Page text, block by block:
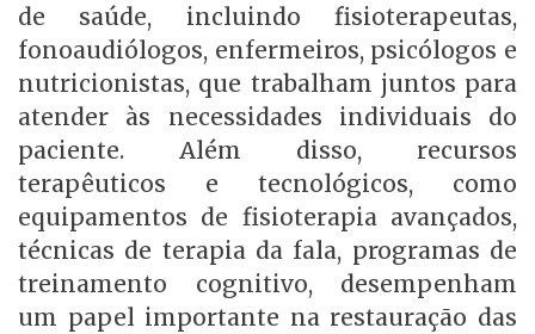
de saúde, incluindo fisioterapeutas,
fonoaudiólogos, enfermeiros, psicólogos e
nutricionistas, que trabalham juntos para
atender às necessidades individuais do
paciente. Além disso, recursos
terapêuticos e tecnológicos, como
equipamentos de fisioterapia avançados,
técnicas de terapia da fala, programas de
treinamento cognitivo, desempenham
um papel importante na restauração das